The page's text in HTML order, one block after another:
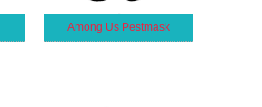
Among Us Pestmask